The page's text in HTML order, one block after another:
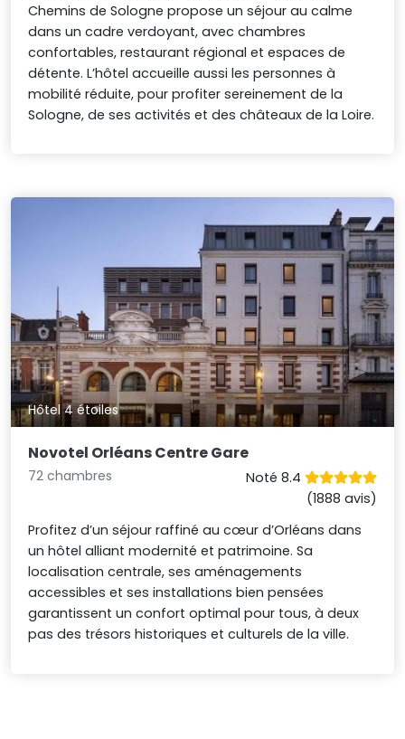
Chemins de Sologne propose un séjour au calme
dans un cadre verdoyant, avec chambres
confortables, restaurant régional et espaces de
détente. L’hôtel accueille aussi les personnes à
mobilité réduite, pour profiter sereinement de la
Sologne, de ses activités et des châteaux de la Loire.
Hôtel 4 étoiles
Novotel Orléans Centre Gare
72 chambres
Noté 8.4
(1888 avis)
Profitez d’un séjour raffiné au cœur d’Orléans dans
un hôtel alliant modernité et patrimoine. Sa
localisation centrale, ses aménagements
accessibles et ses installations bien pensées
garantissent un confort optimal pour tous, à deux
pas des trésors historiques et culturels de la ville.